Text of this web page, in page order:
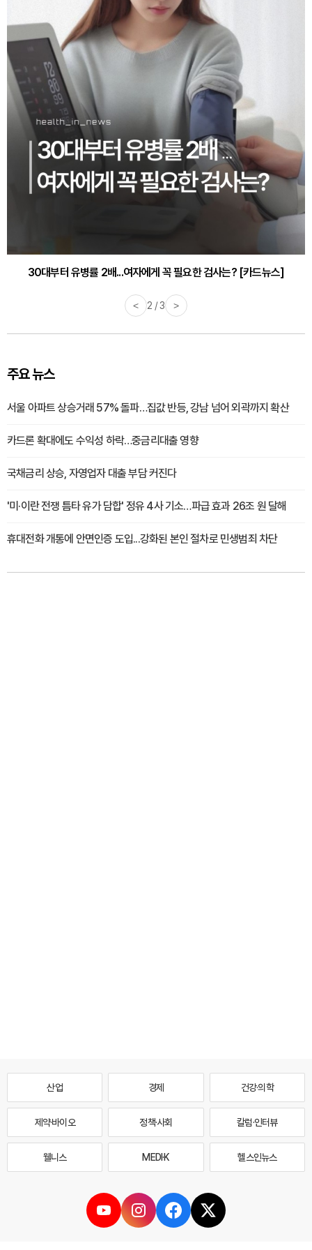
30대부터 유병률 2배...여자에게 꼭 필요한 검사는? [카드뉴스]
감기·독감 예방하고 면역력 높이는 4가지 영양제 [카드뉴스]
< 2 / 3 >
주요 뉴스
서울 아파트 상승거래 57% 돌파…집값 반등, 강남 넘어 외곽까지 확산
카드론 확대에도 수익성 하락…중금리대출 영향
국채금리 상승, 자영업자 대출 부담 커진다
'미·이란 전쟁 틈타 유가 담합' 정유 4사 기소…파급 효과 26조 원 달해
휴대전화 개통에 안면인증 도입...강화된 본인 절차로 민생범죄 차단
산업 경제 건강·의학
제약·바이오 정책·사회 칼럼·인터뷰
웰니스 MEDI·K 헬스인뉴스